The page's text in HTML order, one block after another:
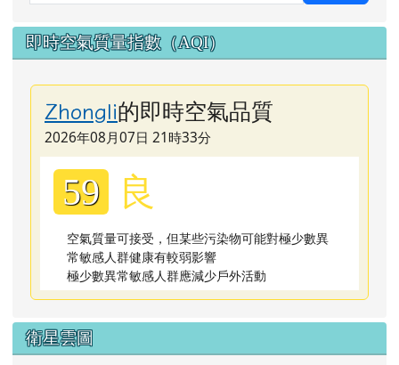
即時空氣質量指數（AQI）
Zhongli的即時空氣品質
2026年08月07日 21時33分
59 良
空氣質量可接受，但某些污染物可能對極少數異
常敏感人群健康有較弱影響
極少數異常敏感人群應減少戶外活動
衛星雲圖